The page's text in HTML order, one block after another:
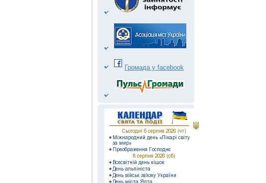
Громада у facebook